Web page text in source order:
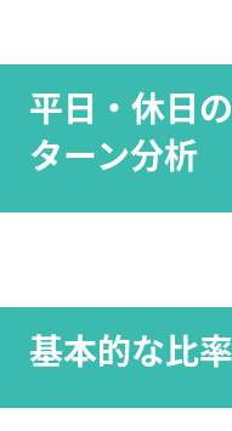
平日・休日
ターン分析
基本的な比